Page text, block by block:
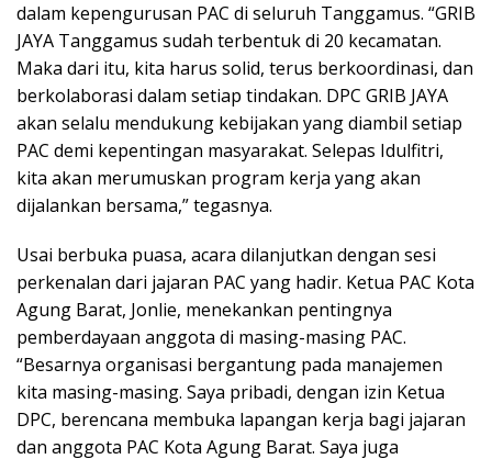
dalam kepengurusan PAC di seluruh Tanggamus. “GRIB
JAYA Tanggamus sudah terbentuk di 20 kecamatan.
Maka dari itu, kita harus solid, terus berkoordinasi, dan
berkolaborasi dalam setiap tindakan. DPC GRIB JAYA
akan selalu mendukung kebijakan yang diambil setiap
PAC demi kepentingan masyarakat. Selepas Idulfitri,
kita akan merumuskan program kerja yang akan
dijalankan bersama,” tegasnya.
Usai berbuka puasa, acara dilanjutkan dengan sesi
perkenalan dari jajaran PAC yang hadir. Ketua PAC Kota
Agung Barat, Jonlie, menekankan pentingnya
pemberdayaan anggota di masing-masing PAC.
“Besarnya organisasi bergantung pada manajemen
kita masing-masing. Saya pribadi, dengan izin Ketua
DPC, berencana membuka lapangan kerja bagi jajaran
dan anggota PAC Kota Agung Barat. Saya juga